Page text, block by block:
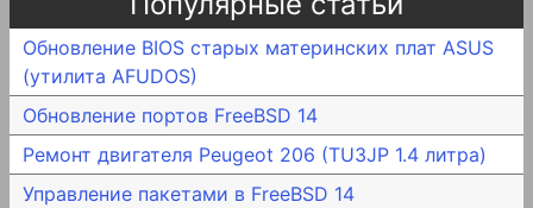
Обновление BIOS старых материнских плат ASUS
(утилита AFUDOS)
Обновление портов FreeBSD 14
Ремонт двигателя Peugeot 206 (TU3JP 1.4 литра)
Управление пакетами в FreeBSD 14